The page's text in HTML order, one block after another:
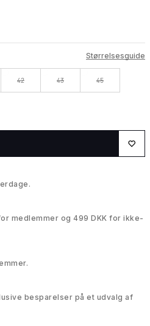
Størrelsesguide
42 43 45
medlemmer og 499 DKK for ikke-
besparelser på et udvalg af